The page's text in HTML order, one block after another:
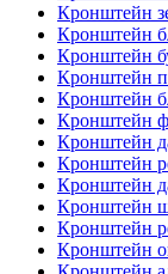
Кронштейн
Кронштейн
Кронштейн
Кронштейн
Кронштейн
Кронштейн
Кронштейн
Кронштейн
Кронштейн
Кронштейн
Кронштейн
Кронштейн